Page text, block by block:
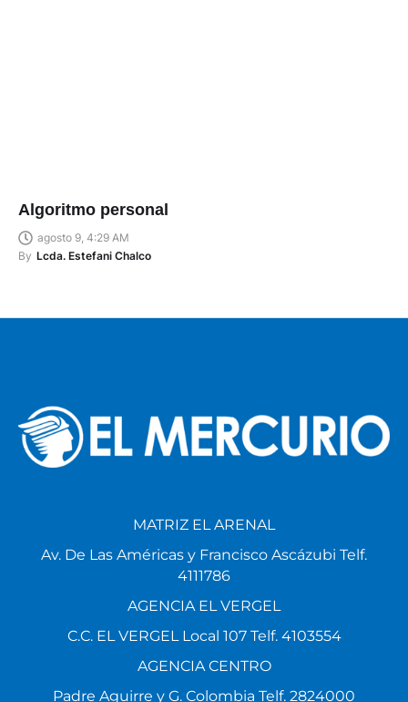
Algoritmo personal
agosto 9, 4:29 AM
By Lcda. Estefani Chalco
MATRIZ EL ARENAL
Av. De Las Américas y Francisco Ascázubi Telf.
4111786
AGENCIA EL VERGEL
C.C. EL VERGEL Local 107 Telf. 4103554
AGENCIA CENTRO
Padre Aguirre y G. Colombia Telf. 2824000